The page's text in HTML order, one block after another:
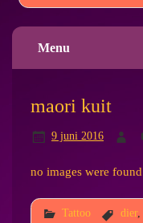
Menu
maori kuit
9 juni 2016
no images were found
Tattoo dier,